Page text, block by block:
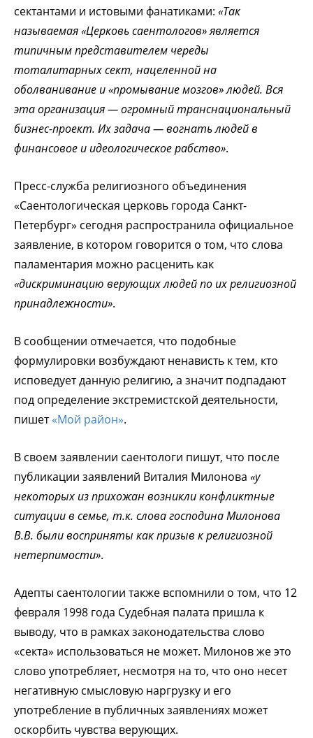
сектантами и истовыми фанатиками: «Так
называемая «Церковь саентологов» является
типичным представителем череды
тоталитарных сект, нацеленной на
оболванивание и «промывание мозгов» людей. Вся
эта организация — огромный транснациональный
бизнес-проект. Их задача — вогнать людей в
финансовое и идеологическое рабство».
Пресс-служба религиозного объединения
«Саентологическая церковь города Санкт-
Петербург» сегодня распространила официальное
заявление, в котором говорится о том, что слова
паламентария можно расценить как
«дискриминацию верующих людей по их религиозной
принадлежности».
В сообщении отмечается, что подобные
формулировки возбуждают ненависть к тем, кто
исповедует данную религию, а значит подпадают
под определение экстремистской деятельности,
пишет«Мой район».
В своем заявлении саентологи пишут, что после
публикации заявлений Виталия Милонова «у
некоторых из прихожан возникли конфликтные
ситуации в семье, т.к. слова господина Милонова
В.В. были восприняты как призыв к религиозной
нетерпимости».
Адепты саентологии также вспомнили о том, что 12
февраля 1998 года Судебная палата пришла к
выводу, что в рамках законодательства слово
«секта» использоваться не может. Милонов же это
слово употребляет, несмотря на то, что оно несет
негативную смысловую наргрузку и его
употребление в публичных заявлениях может
оскорбить чувства верующих.